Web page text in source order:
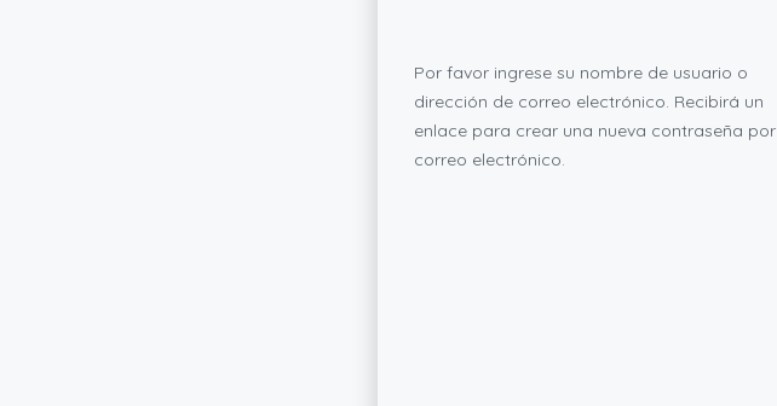
Por favor ingrese su nombre de usuario o
dirección de correo electrónico. Recibirá un
enlace para crear una nueva contraseña por
correo electrónico.